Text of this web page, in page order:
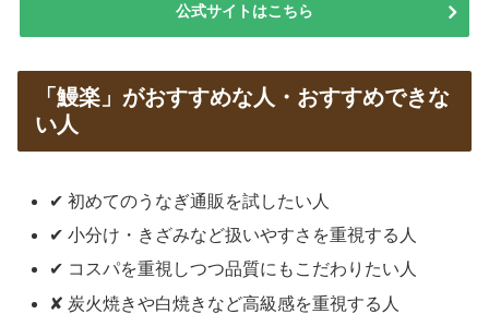
公式サイトはこちら
「鰻楽」がおすすめな人・おすすめできな
い人
✔ 初めてのうなぎ通販を試したい人
✔ 小分け・きざみなど扱いやすさを重視する人
✔ コスパを重視しつつ品質にもこだわりたい人
✘ 炭火焼きや白焼きなど高級感を重視する人